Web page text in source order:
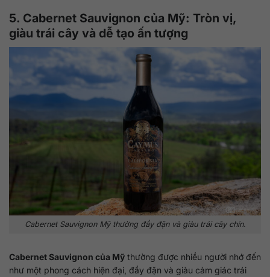
5. Cabernet Sauvignon của Mỹ: Tròn vị,
giàu trái cây và dễ tạo ấn tượng
Cabernet Sauvignon Mỹ thường đầy đặn và giàu trái cây chín.
Cabernet Sauvignon của Mỹ thường được nhiều người nhớ đến
như một phong cách hiện đại, đầy đặn và giàu cảm giác trái